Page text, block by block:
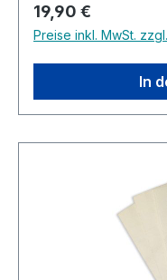
Regulärer Preis:
19,90 €
Preise inkl. MwSt.
In